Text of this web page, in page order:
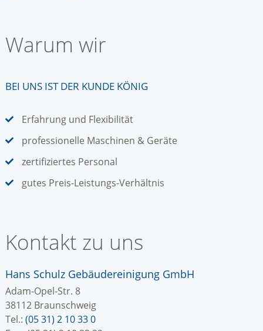
Warum wir
BEI UNS IST DER KUNDE KÖNIG
Erfahrung und Flexibilität
professionelle Maschinen & Geräte
zertifiziertes Personal
gutes Preis-Leistungs-Verhältnis
Kontakt zu uns
Hans Schulz Gebäudereinigung GmbH
Adam-Opel-Str. 8
38112 Braunschweig
Tel.: (05 31) 2 10 33 0